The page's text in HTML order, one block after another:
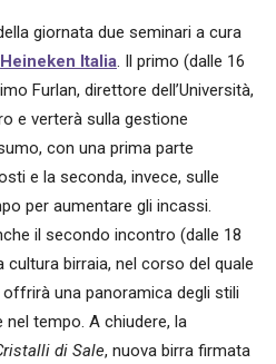
giornata due seminari a cura
Heineken Italia. Il primo (dalle 16
Furlan, direttore dell’Università,
e verterà sulla gestione
con una prima parte
e la seconda, invece, sulle
per aumentare gli incassi.
il secondo incontro (dalle 18
birraia, nel corso del quale
una panoramica degli stili
tempo. A chiudere, la
di Sale, nuova birra firmata